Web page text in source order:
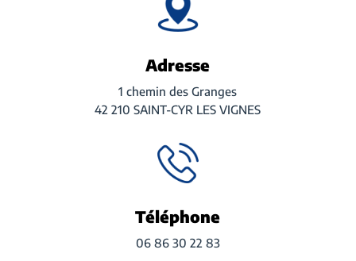
Adresse
1 chemin des Granges
42 210 SAINT-CYR LES VIGNES
Téléphone
06 86 30 22 83